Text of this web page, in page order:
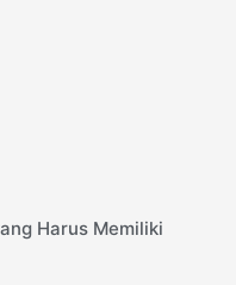
Harus Memiliki